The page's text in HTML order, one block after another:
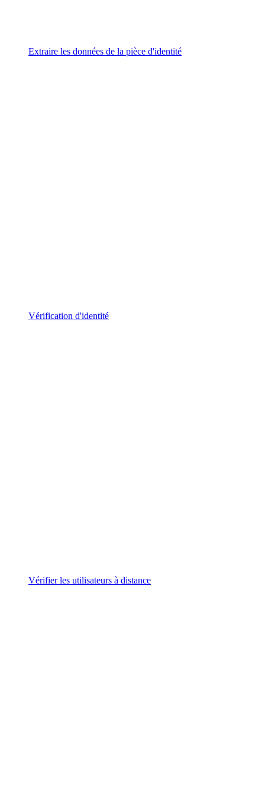
Extraire les données de la pièce d'identité
Vérification d'identité
Vérifier les utilisateurs à distance